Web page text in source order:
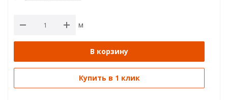
м
В корзину
Купить в 1 клик